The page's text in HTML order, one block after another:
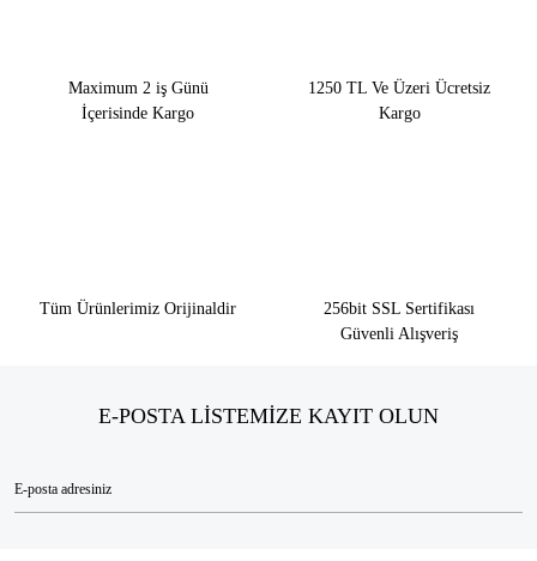
Maximum 2 iş Günü
İçerisinde Kargo
1250 TL Ve Üzeri Ücretsiz
Kargo
Tüm Ürünlerimiz Orijinaldir
256bit SSL Sertifikası
Güvenli Alışveriş
E-POSTA LİSTEMİZE KAYIT OLUN